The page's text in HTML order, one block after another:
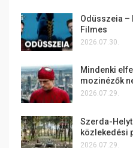
Odüsszeia –
Filmes
2026.07.30.
Mindenki
mozinézők
2026.07.29.
Szerda-
közlekedési
2026.07.29.